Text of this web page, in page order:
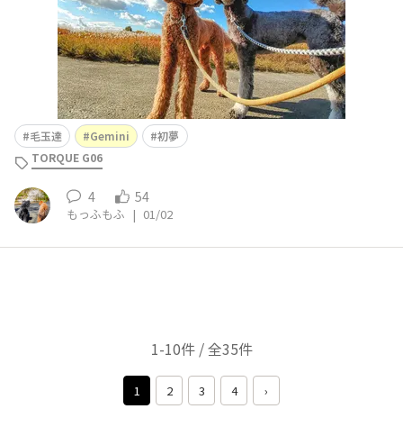
毛玉達 Gemini
初夢
TORQUE G06
4 54
もっふもふ | 01/02
1-10件 / 全35件
1 2 3 4 ›